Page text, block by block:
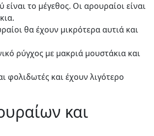
το μέγεθος. Οι αρουραίοι είναι
θα έχουν μικρότερα αυτιά και
ρύγχος με μακριά μουστάκια και
φολιδωτές και έχουν λιγότερο
και